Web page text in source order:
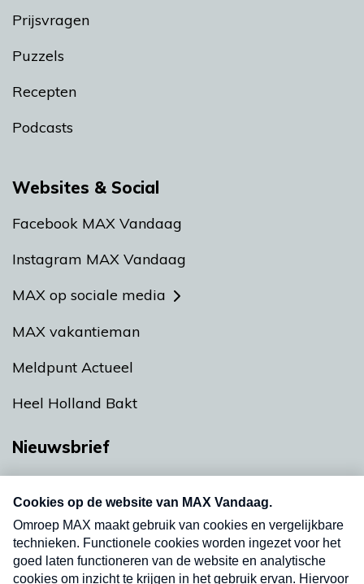
Prijsvragen
Puzzels
Recepten
Podcasts
Websites & Social
Facebook MAX Vandaag
Instagram MAX Vandaag
MAX op sociale media
MAX vakantieman
Meldpunt Actueel
Heel Holland Bakt
Nieuwsbrief
nieuwsbrief. Elke vrijdag- en dinsdagochtend in
uw mailbox.
Verzend